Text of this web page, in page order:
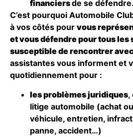
financiersde se défendre.
C’est pourquoi Automobile
à vos côtés pour vous
et vous défendre pour tous les
susceptible de rencontrer
assistantes vous informent et
quotidiennement pour :
les problèmes juridiques,
litige automobile (achat
véhicule, entretien,
panne, accident…)